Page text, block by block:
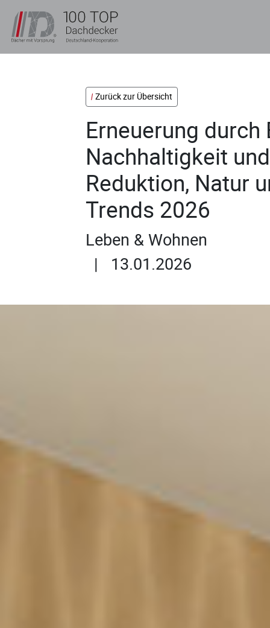
Zurück zur Übersicht
Erneuerung
Nachhaltigkeit
Reduktion, Natur
Trends 2026
Leben & Wohnen
| 13.01.2026